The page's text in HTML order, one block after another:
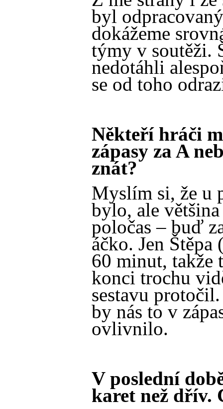
byl
dokážeme
týmy v soutěži.
nedotáhli
se od toho
Někteří hráči
zápasy za A
znát?
Myslím si, že u
bylo, ale
poločas – buď
áčko. Jen Štěpa
60 minut, takže
konci trochu
sestavu
by nás to v
ovlivnilo.
V poslední
karet než dřív.